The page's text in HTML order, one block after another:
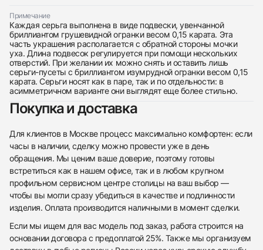
Примечание
Каждая серьга выполнена в виде подвески, увенчанной
бриллиантом грушевидной огранки весом 0,15 карата. Эта
часть украшения располагается с обратной стороны мочки
уха. Длина подвесок регулируется при помощи нескольких
отверстий. При желании их можно снять и оставить лишь
серьги-пусеты с бриллиантом изумрудной огранки весом 0,15
карата. Серьги носят как в паре, так и по отдельности: в
асимметричном варианте они выглядят еще более стильно.
Покупка и доставка
Для клиентов в Москве процесс максимально комфортен: если
часы в наличии, сделку можно провести уже в день
обращения. Мы ценим ваше доверие, поэтому готовы
встретиться как в нашем офисе, так и в любом крупном
профильном сервисном центре столицы на ваш выбор —
чтобы вы могли сразу убедиться в качестве и подлинности
изделия. Оплата производится наличными в момент сделки.
Если мы ищем для вас модель под заказ, работа строится на
основании договора с предоплатой 25%. Также мы организуем
Заказать эти часы
Оставьте ваши контактные данные и мы свяжемся
с вами
Messika
Серьги My Twin Toi & Moi 0,15ct x2
НовыеКоробка + Документы
Трейд-ин часов
Оставьте ваши контактные данные и мы свяжемся
с вами
Messika
Серьги My Twin Toi & Moi 0,15ct x2
Коробка + Документы
$5,900
Приложите фото ваших часов…
Отправить заявку